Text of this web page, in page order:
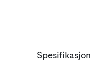
Spesifikasjon